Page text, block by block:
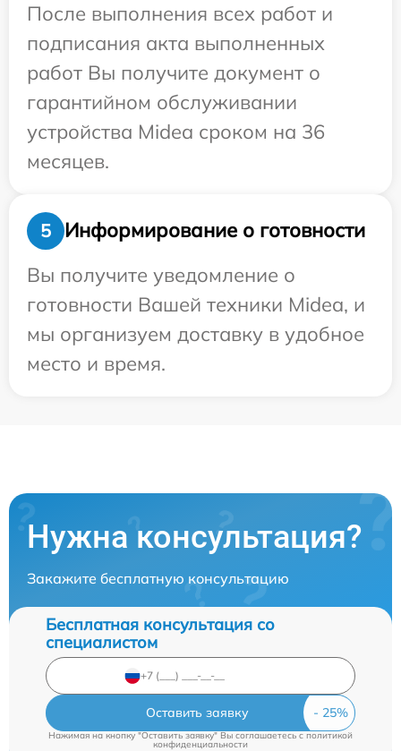
После выполнения всех работ и
подписания акта выполненных
работ Вы получите документ о
гарантийном обслуживании
устройства Midea сроком на 36
месяцев.
5
Информирование о готовности
Вы получите уведомление о
готовности Вашей техники Midea, и
мы организуем доставку в удобное
место и время.
Нужна консультация?
Закажите бесплатную консультацию
Бесплатная консультация со
специалистом
Оставить заявку
Нажимая на кнопку "Оставить заявку" Вы соглашаетесь cполитикой
конфиденциальности